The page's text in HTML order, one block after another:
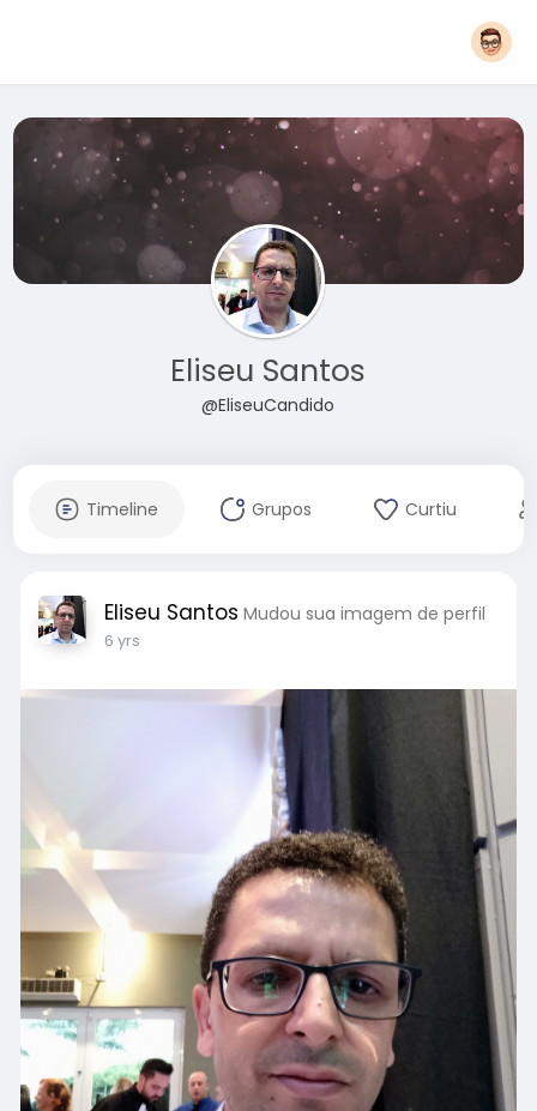
Eliseu Santos
@EliseuCandido
Timeline Grupos Curtiu
Eliseu Santos Mudou sua imagem de perfil
6 yrs